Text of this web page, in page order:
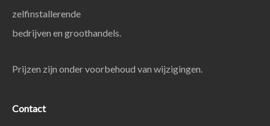
zelfinstallerende
bedrijven en groothandels.
Prijzen zijn onder voorbehoud van wijzigingen.
Contact